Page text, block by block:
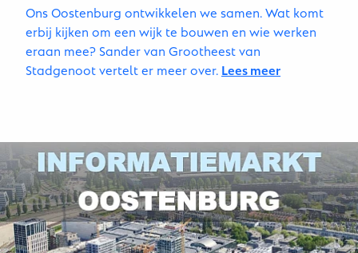
Ons Oostenburg ontwikkelen we samen. Wat komt
erbij kijken om een wijk te bouwen en wie werken
eraan mee? Sander van Grootheest van
Stadgenoot vertelt er meer over. Lees meer